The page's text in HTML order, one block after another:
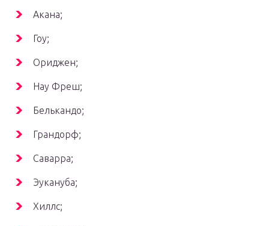
Акана;
Гоу;
Ориджен;
Нау Фреш;
Белькандо;
Грандорф;
Саварра;
Эукануба;
Хиллс;